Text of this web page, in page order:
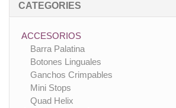
CATEGORIES
ACCESORIOS
Barra Palatina
Botones Linguales
Ganchos Crimpables
Mini Stops
Quad Helix